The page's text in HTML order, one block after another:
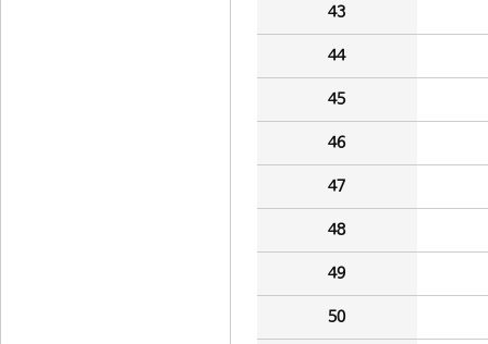
43
44
45
46
47
48
49
50